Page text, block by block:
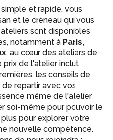
et rapide, vous
et le créneau qui vous
sont disponibles
notamment à Paris,
, au cœur des ateliers de
prix de l'atelier inclut
les conseils de
repartir avec vos
même de l'atelier
soi-même pour pouvoir le
pour explorer votre
nouvelle compétence.